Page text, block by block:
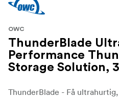
OWC
ThunderBlade
Performance
Storage Solution,